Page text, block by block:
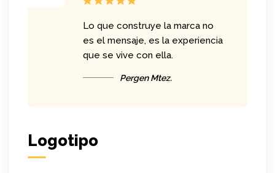
Lo que construye la marca no
es el mensaje, es la experiencia
que se vive con ella.
Pergen Mtez.
Logotipo